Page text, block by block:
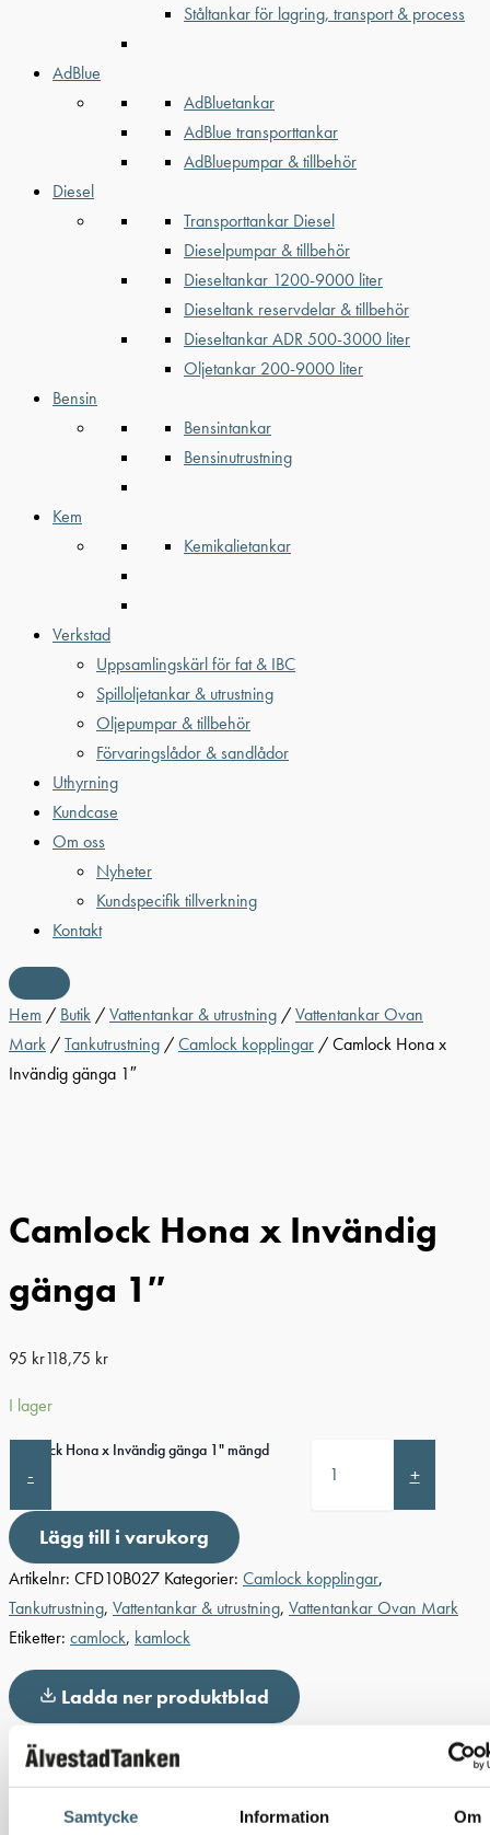
Samtycke Information Om
Ståltankar för lagring, transport & process
AdBlue
AdBluetankar
AdBlue transporttankar
AdBluepumpar & tillbehör
Diesel
Transporttankar Diesel
Dieselpumpar & tillbehör
Dieseltankar 1200-9000 liter
Dieseltank reservdelar & tillbehör
Dieseltankar ADR 500-3000 liter
Oljetankar 200-9000 liter
Bensin
Bensintankar
Bensinutrustning
Kem
Kemikalietankar
Verkstad
Uppsamlingskärl för fat & IBC
Spilloljetankar & utrustning
Oljepumpar & tillbehör
Förvaringslådor & sandlådor
Uthyrning
Kundcase
Om oss
Nyheter
Kundspecifik tillverkning
Kontakt
Hem / Butik /Vattentankar & utrustning /Vattentankar Ovan
Mark /Tankutrustning /Camlock kopplingar / Camlock Hona x
Invändig gänga 1″
Camlock Hona x Invändig
gänga 1″
95 kr118,75 kr
I lager
-
Camlock Hona x Invändig gänga 1" mängd
+
Lägg till i varukorg
Artikelnr: CFD10B027 Kategorier: Camlock kopplingar,
Tankutrustning, Vattentankar & utrustning, Vattentankar Ovan Mark
Etiketter: camlock, kamlock
Ladda ner produktblad
Detaljerad beskrivning